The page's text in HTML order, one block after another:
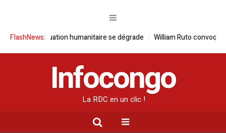
FlashNews:
la situation humanitaire se dégrade William Ruto convoque un
Infocongo
La RDC en un clic !